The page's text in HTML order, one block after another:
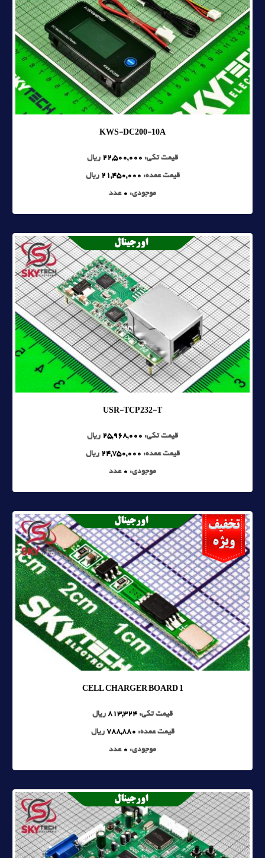
KWS-DC200-10A
قیمت تکی: 22,500,000 ریال
قیمت عمده: 21,450,000 ریال
موجودی: 0 عدد
USR-TCP232-T
قیمت تکی: 25,968,000 ریال
قیمت عمده: 24,750,000 ریال
موجودی: 0 عدد
1 CELL CHARGER BOARD
قیمت تکی: 813,324 ریال
قیمت عمده: 788,880 ریال
موجودی: 0 عدد